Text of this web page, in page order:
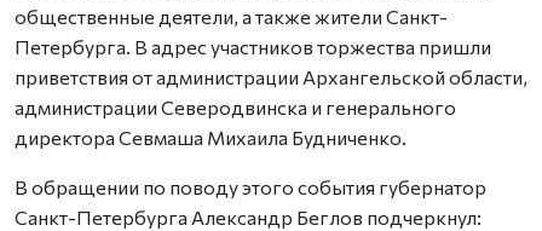
общественные деятели, а также жители Санкт-
Петербурга. В адрес участников торжества пришли
приветствия от администрации Архангельской области,
администрации Северодвинска и генерального
директора Севмаша Михаила Будниченко.
В обращении по поводу этого события губернатор
Санкт-Петербурга Александр Беглов подчеркнул: